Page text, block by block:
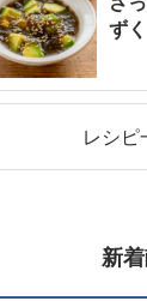
ずく
レシピ
新